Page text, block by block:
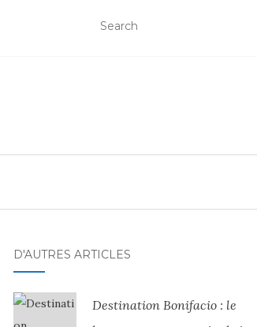
D'AUTRES ARTICLES
Destination Bonifacio : le